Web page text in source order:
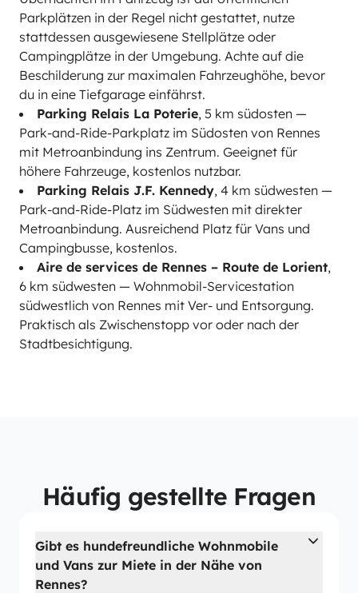
Parkplätzen in der Regel nicht gestattet, nutze
stattdessen ausgewiesene Stellplätze oder
Campingplätze in der Umgebung. Achte auf die
Beschilderung zur maximalen Fahrzeughöhe, bevor
du in eine Tiefgarage einfährst.
Parking Relais La Poterie, 5 km südosten —
Park-and-Ride-Parkplatz im Südosten von Rennes
mit Metroanbindung ins Zentrum. Geeignet für
höhere Fahrzeuge, kostenlos nutzbar.
Parking Relais J.F. Kennedy, 4 km südwesten —
Park-and-Ride-Platz im Südwesten mit direkter
Metroanbindung. Ausreichend Platz für Vans und
Campingbusse, kostenlos.
Aire de services de Rennes – Route de Lorient,
6 km südwesten — Wohnmobil-Servicestation
südwestlich von Rennes mit Ver- und Entsorgung.
Praktisch als Zwischenstopp vor oder nach der
Stadtbesichtigung.
Häufig gestellte Fragen
Gibt es hundefreundliche Wohnmobile
und Vans zur Miete in der Nähe von
Rennes?